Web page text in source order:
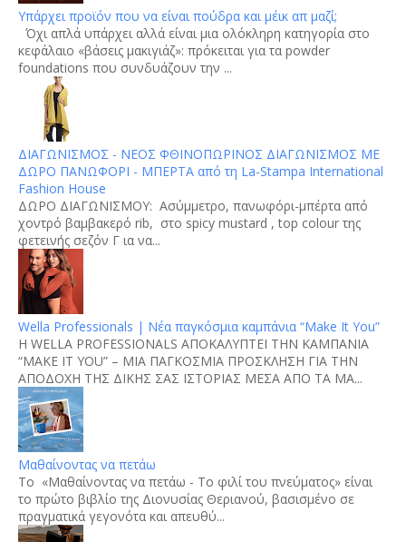
Υπάρχει προϊόν που να είναι πούδρα και μέικ απ μαζί;
Όχι απλά υπάρχει αλλά είναι μια ολόκληρη κατηγορία στο
κεφάλαιο «βάσεις μακιγιάζ»: πρόκειται για τα powder
foundations που συνδυάζουν την ...
ΔΙΑΓΩΝΙΣΜΟΣ - ΝΕΟΣ ΦΘΙΝΟΠΩΡΙΝΟΣ ΔΙΑΓΩΝΙΣΜΟΣ ΜΕ
ΔΩΡΟ ΠΑΝΩΦΟΡΙ - ΜΠΕΡΤΑ από τη La-Stampa International
Fashion House
ΔΩΡΟ ΔΙΑΓΩΝΙΣΜΟΥ: Aσύμμετρο, πανωφόρι-μπέρτα από
χοντρό βαμβακερό rib, στο spicy mustard , top colour της
φετεινής σεζόν Γ ια να...
Wella Professionals | Νέα παγκόσμια καμπάνια “Make It You”
H WELLA PROFESSIONALS ΑΠΟΚΑΛΥΠΤΕΙ ΤΗΝ ΚΑΜΠΑΝΙΑ
“MAKE IT YOU” – ΜΙΑ ΠΑΓΚΟΣΜΙΑ ΠΡΟΣΚΛΗΣΗ ΓΙΑ ΤΗΝ
ΑΠΟΔΟΧΗ ΤΗΣ ΔΙΚΗΣ ΣΑΣ ΙΣΤΟΡΙΑΣ ΜΕΣΑ ΑΠΟ ΤΑ ΜΑ...
Μαθαίνοντας να πετάω
Το «Μαθαίνοντας να πετάω - Το φιλί του πνεύματος» είναι
το πρώτο βιβλίο της Διονυσίας Θεριανού, βασισμένο σε
πραγματικά γεγονότα και απευθύ...